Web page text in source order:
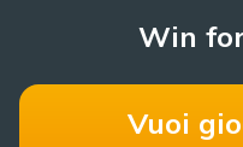
Win
Vuoi